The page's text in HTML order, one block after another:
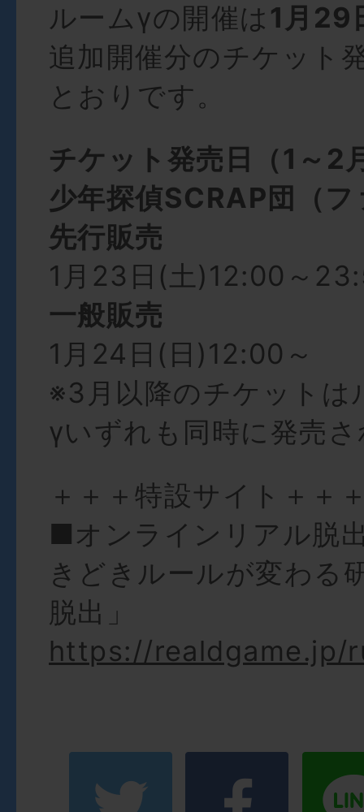
ルームγの開催は1月29
追加開催分のチケット
とおりです。
チケット発売日（1～2
少年探偵SCRAP団（
先行販売
1月23日(土)12:00～
一般販売
1月24日(日)12:00～
※3月以降のチケットは
γいずれも同時に発売
＋＋＋特設サイト＋＋
■オンラインリアル脱
きどきルールが変わる
脱出」
https://realdgame.jp/